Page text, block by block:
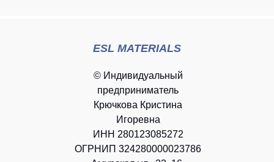
ESL MATERIALS
© Индивидуальный
предприниматель
Крючкова Кристина
Игоревна
ИНН 280123085272
ОГРНИП 324280000023786